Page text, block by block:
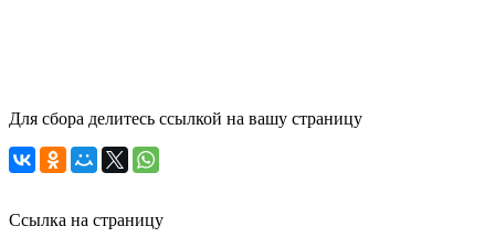
Для сбора делитесь ссылкой на вашу страницу
Ссылка на страницу